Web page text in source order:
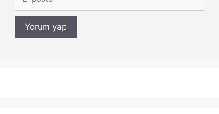
posta